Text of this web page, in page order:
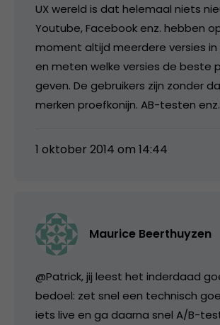
UX wereld is dat helemaal niets
Youtube, Facebook enz. hebben
moment altijd meerdere versies
en meten welke versies de beste
geven. De gebruikers zijn zonder
merken proefkonijn. AB-testen enz.
1 oktober 2014 om 14:44
Maurice Beerthuyzen
@Patrick, jij leest het inderdaad
bedoel: zet snel een technisch
iets live en ga daarna snel A/B-